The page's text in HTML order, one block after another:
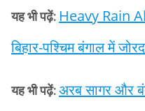
यह भी पढ़ें: Heavy Rain
बिहार-पश्चिम बंगाल में
यह भी पढ़ें:अरब सागर और